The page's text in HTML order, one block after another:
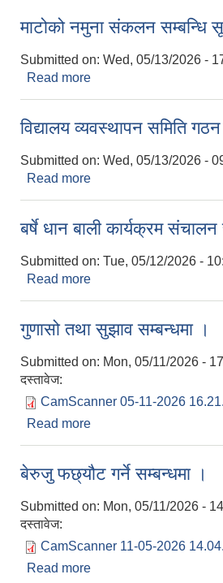
माटोको नमुना संकलन सम्बन्धि
Submitted on: Wed, 05/13/2026 -
Read more
विद्यालय व्यवस्थापन समिति
Submitted on: Wed, 05/13/2026 -
Read more
बर्षे धान बाली कार्यक्रम
Submitted on: Tue, 05/12/2026 -
Read more
गुणासो तथा सुझाव सम्बन्धमा ।
Submitted on: Mon, 05/11/2026 -
दस्तावेज:
CamScanner 05-11-2026
Read more
बेरुजु फछ्यौट गर्ने सम्बन्धमा ।
Submitted on: Mon, 05/11/2026 -
दस्तावेज:
CamScanner 11-05-2026
Read more